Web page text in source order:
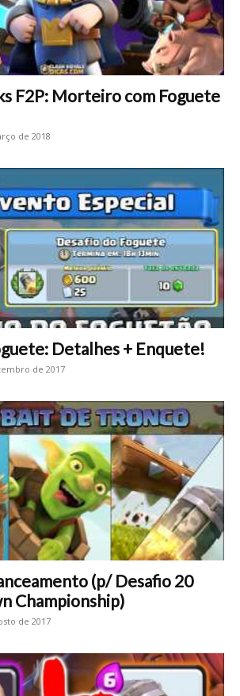
F2P: Morteiro com Foguete
de 2018
Detalhes + Enquete!
de 2017
(p/ Desafio 20
Championship)
de 2017